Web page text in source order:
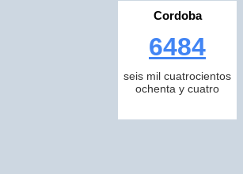
Cordoba
6484
seis mil cuatrocientos
ochenta y cuatro